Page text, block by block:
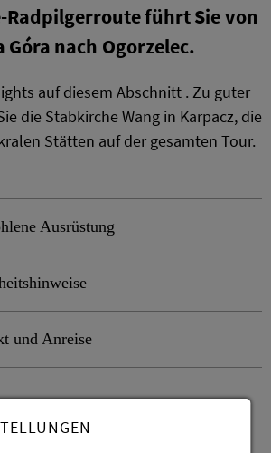
führt Sie von
Góra nach Ogorzelec.
auf diesem Abschnitt . Zu guter
die Stabkirche Wang in Karpacz, die
Stätten auf der gesamten Tour.
Ausrüstung
und Anreise